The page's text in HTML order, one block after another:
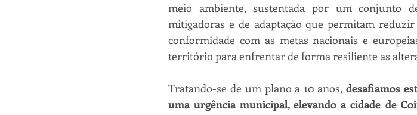
meio ambiente, sustentada por um conjunto
mitigadoras e de adaptação que permitam
conformidade com as metas nacionais e
território para enfrentar de forma resiliente as
Tratando-se de um plano a 10 anos, desafiamos
uma urgência municipal, elevando a cidade de